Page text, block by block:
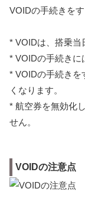
VOIDの手続きを
* VOIDは、搭乗当
* VOIDの手続きに
* VOIDの手続きを
くなります。
* 航空券を無効化
せん。
VOIDの注意点